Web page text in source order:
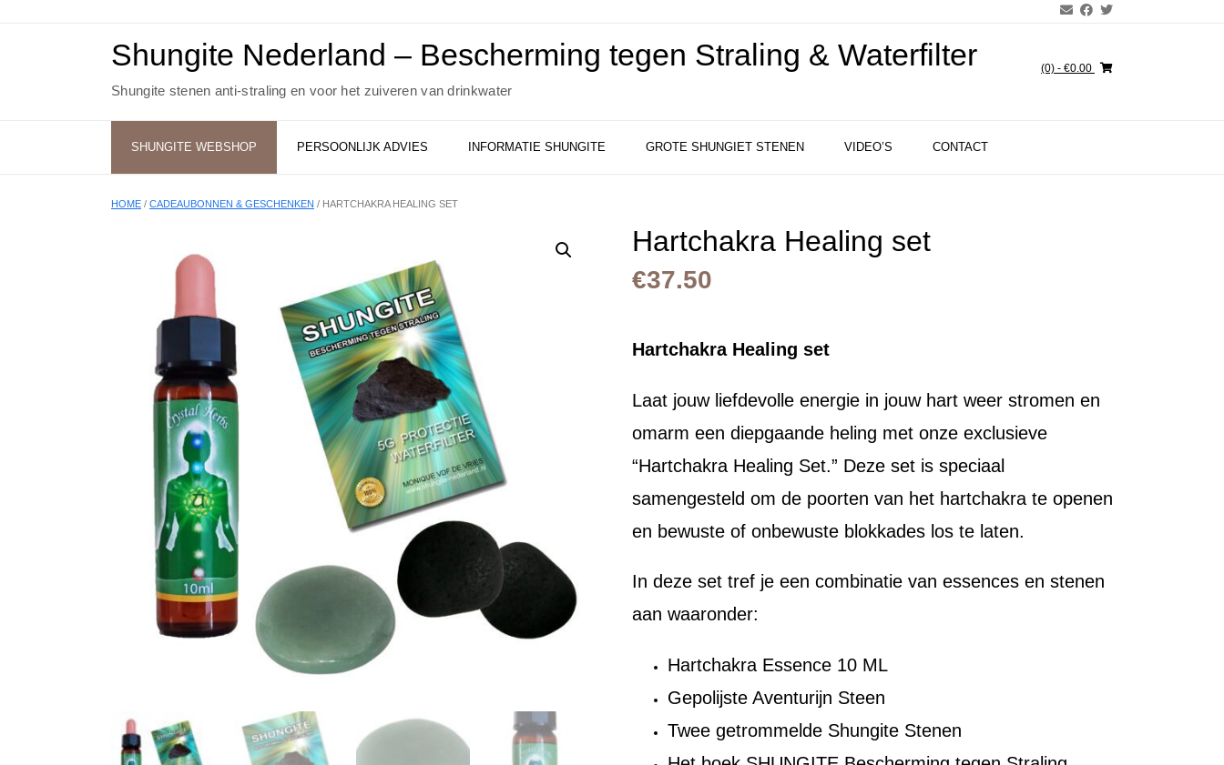
Shungite Nederland – Bescherming tegen Straling & Waterfilter
Shungite stenen anti-straling en voor het zuiveren van drinkwater
(0) - €0.00
SHUNGITE WEBSHOP PERSOONLIJK ADVIES INFORMATIE SHUNGITE GROTE SHUNGIET STENEN VIDEO’S CONTACT
HOME / CADEAUBONNEN & GESCHENKEN / HARTCHAKRA HEALING SET
Hartchakra Healing set
€37.50
Hartchakra Healing set
Laat jouw liefdevolle energie in jouw hart weer stromen en
omarm een diepgaande heling met onze exclusieve
“Hartchakra Healing Set.” Deze set is speciaal
samengesteld om de poorten van het hartchakra te openen
en bewuste of onbewuste blokkades los te laten.
In deze set tref je een combinatie van essences en stenen
aan waaronder:
Hartchakra Essence 10 ML
Gepolijste Aventurijn Steen
Twee getrommelde Shungite Stenen